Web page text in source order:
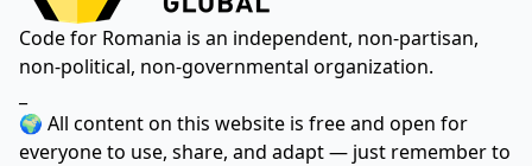
Code for Romania is an independent, non-partisan,
non-political, non-governmental organization.
🌍 All content on this website is free and open for
everyone to use, share, and adapt — just remember to